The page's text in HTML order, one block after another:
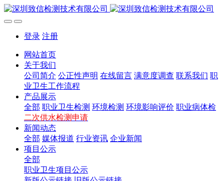
登录 注册
网站首页
关于我们
公司简介 公正性声明 在线留言 满意度调查 联系我们 职
业卫生工作流程
产品展示
全部 职业卫生检测 环境检测 环境影响评价 职业病体检
二次供水检测申请
新闻动态
全部 媒体报道 行业资讯 企业新闻
项目公示
全部
职业卫生项目公示